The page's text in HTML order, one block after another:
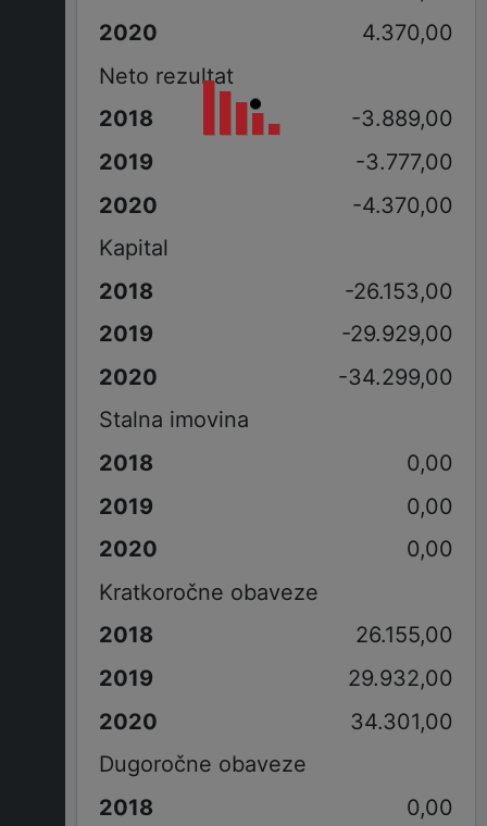
4.370,00
Neto rezultat
-3.889,00
-3.777,00
-4.370,00
Kapital
-26.153,00
-29.929,00
-34.299,00
Stalna imovina
0,00
0,00
0,00
Kratkoročne obaveze
26.155,00
29.932,00
34.301,00
Dugoročne obaveze
0,00